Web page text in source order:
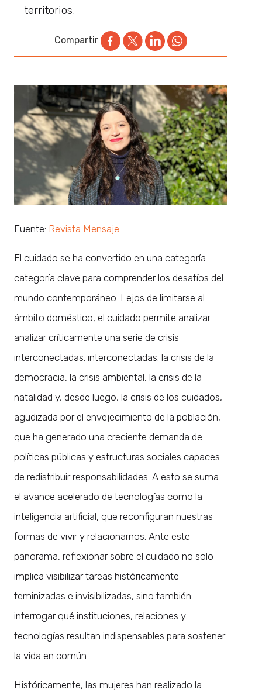
territorios.
Compartir
Fuente: Revista Mensaje
El cuidado se ha convertido en una categoría
categoría clave para comprender los desafíos del
mundo contemporáneo. Lejos de limitarse al
ámbito doméstico, el cuidado permite analizar
analizar críticamente una serie de crisis
interconectadas: interconectadas: la crisis de la
democracia, la crisis ambiental, la crisis de la
natalidad y, desde luego, la crisis de los cuidados,
agudizada por el envejecimiento de la población,
que ha generado una creciente demanda de
políticas públicas y estructuras sociales capaces
de redistribuir responsabilidades. A esto se suma
el avance acelerado de tecnologías como la
inteligencia artificial, que reconfiguran nuestras
formas de vivir y relacionarnos. Ante este
panorama, reflexionar sobre el cuidado no solo
implica visibilizar tareas históricamente
feminizadas e invisibilizadas, sino también
interrogar qué instituciones, relaciones y
tecnologías resultan indispensables para sostener
la vida en común.
Históricamente, las mujeres han realizado la